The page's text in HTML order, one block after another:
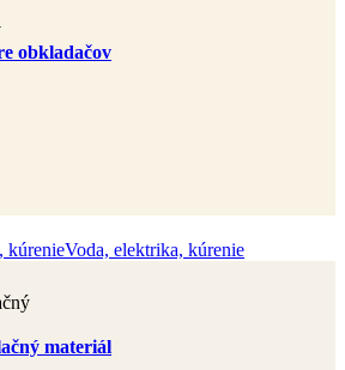
obkladačov
Voda, elektrika, kúrenie
materiál